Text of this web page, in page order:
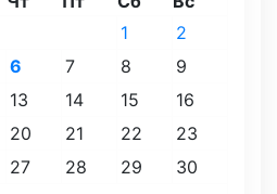
1
2
6 7 8
9
13 14 15
16
20 21 22
23
27 28 29
30